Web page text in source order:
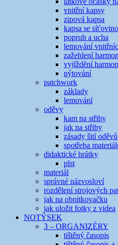
vnitřní kapsy
zipová kapsa
kapsa se
popruh a ucha
lemování
zažehlení
vyjíždění
nýtování
patchwork
základy
lemování
oděvy
kam na střihy
jak na střihy
zásady šití oděvů
spotřeba
didaktické hrátky
plst
materiál
správné názvosloví
rozdělení strojových
jak na obnitkovačku
jak uložit fotky z videa
NOTÝSEK
3 – ORGANIZÉRY
tištěný časopis